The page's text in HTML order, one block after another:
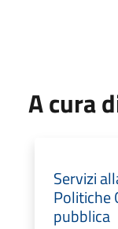
A cura
Servizi
Politiche
pubblica